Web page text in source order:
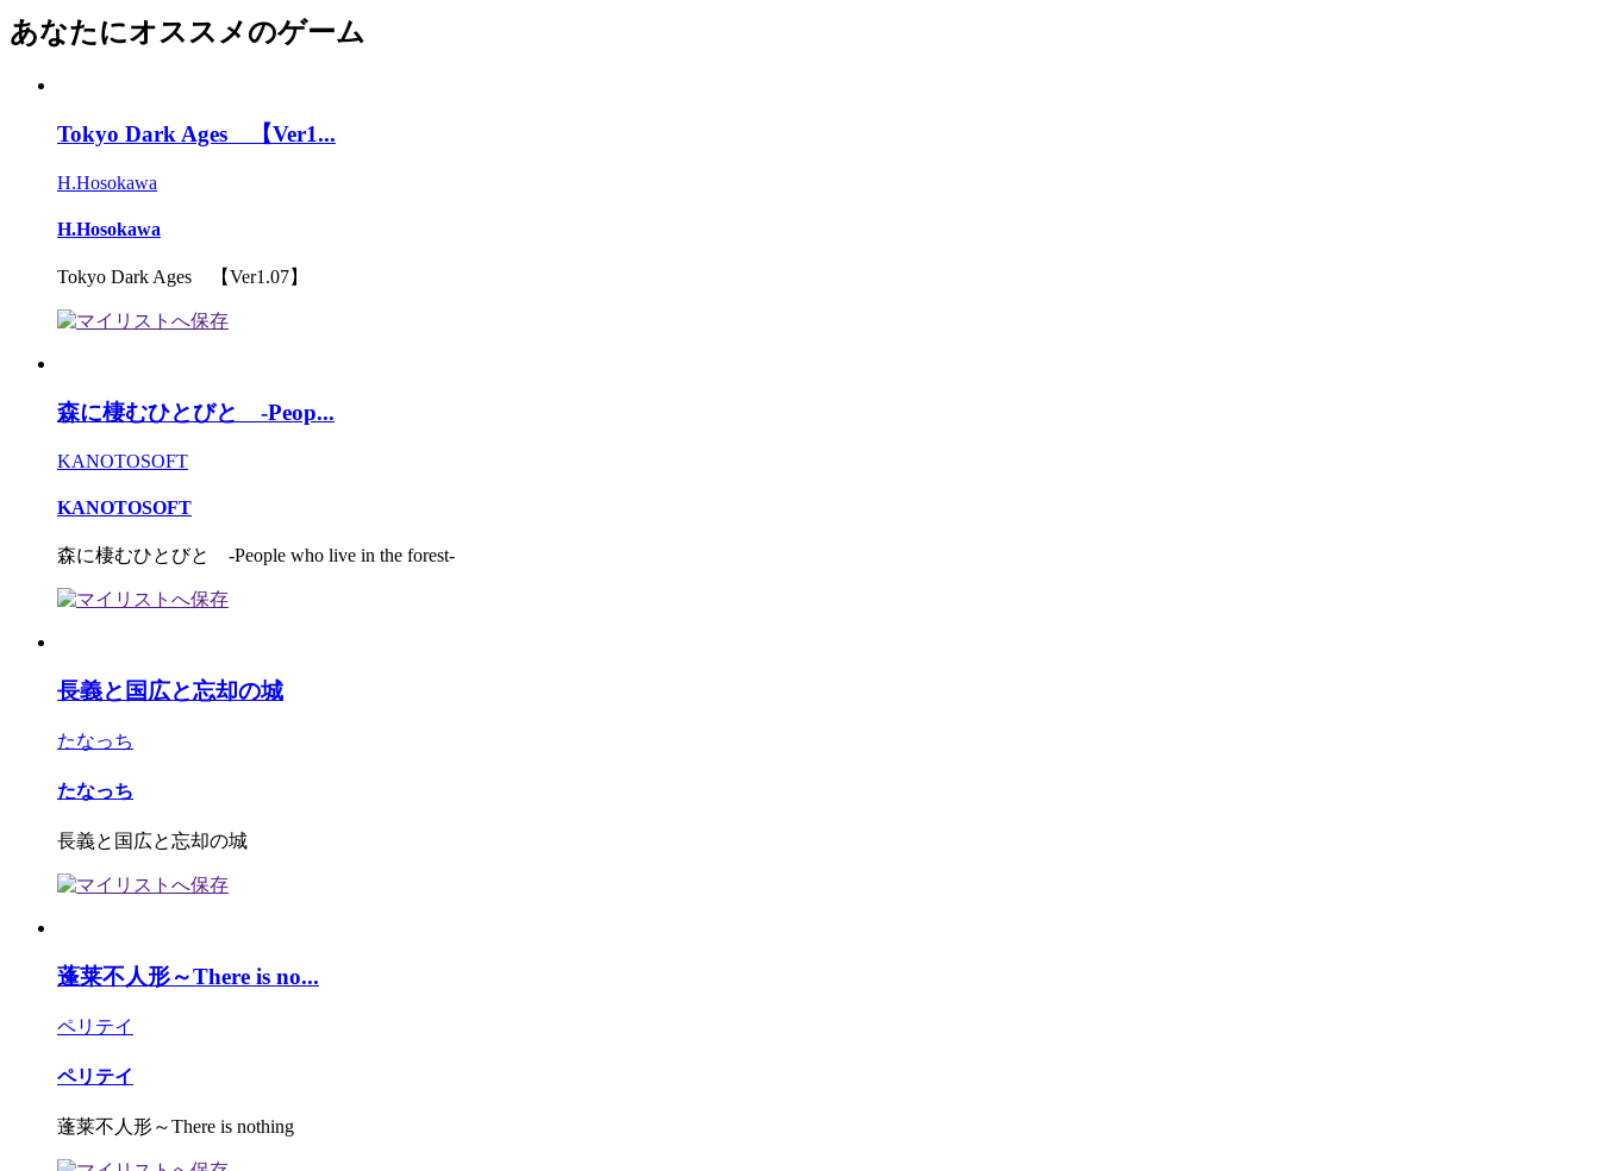
あなたにオススメのゲーム
Tokyo Dark Ages 【Ver1...
H.Hosokawa
H.Hosokawa
Tokyo Dark Ages 【Ver1.07】
森に棲むひとびと -Peop...
KANOTOSOFT
KANOTOSOFT
森に棲むひとびと -People who live in the forest-
長義と国広と忘却の城
たなっち
たなっち
長義と国広と忘却の城
蓬莱不人形～There is no...
ペリテイ
ペリテイ
蓬莱不人形～There is nothing